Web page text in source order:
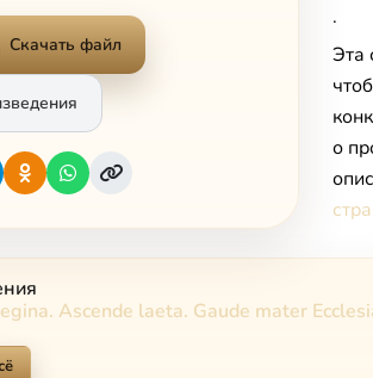
Скачать файл
.
Эта
о
Ascende laeta. Gaude mater